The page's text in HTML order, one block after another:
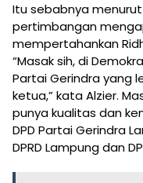
Itu sebabnya
pertimbangan
mempertahankan
“Masak sih, di
Partai Gerindra yang
ketua,” kata Alzier.
punya kualitas dan
DPD Partai Gerindra
DPRD Lampung dan